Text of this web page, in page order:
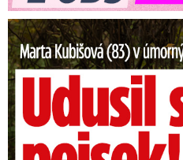
Marta Kubišová (83) v